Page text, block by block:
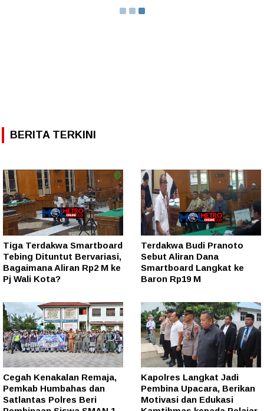
BERITA TERKINI
Tiga Terdakwa Smartboard
Tebing Dituntut Bervariasi,
Bagaimana Aliran Rp2 M ke
Pj Wali Kota?
Terdakwa Budi Pranoto
Sebut Aliran Dana
Smartboard Langkat ke
Baron Rp19 M
Cegah Kenakalan Remaja,
Pemkab Humbahas dan
Satlantas Polres Beri
Kapolres Langkat Jadi
Pembina Upacara, Berikan
Motivasi dan Edukasi